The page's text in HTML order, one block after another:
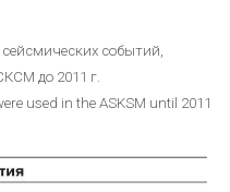
событий,
до 2011 г.
used in the ASKSM until 2011